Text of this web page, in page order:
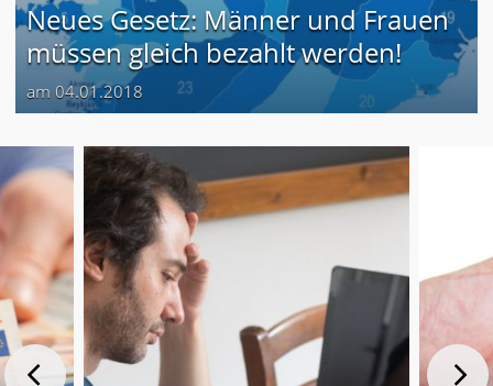
Neues Gesetz: Männer und Frauen
müssen gleich bezahlt werden!
am 04.01.2018